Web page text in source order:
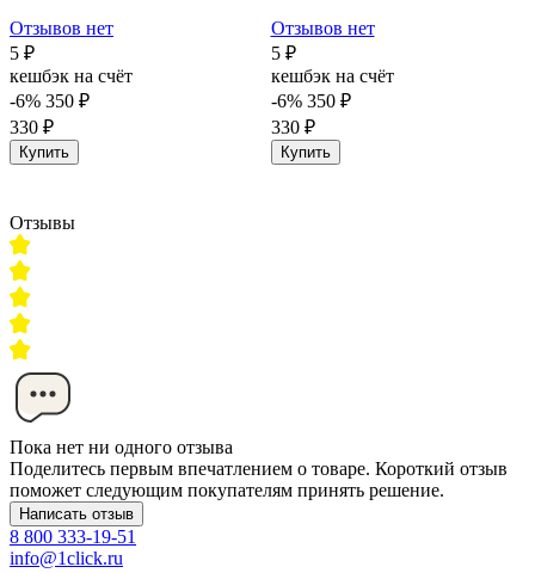
Отзывов нет
5 ₽
кешбэк на счёт
-6% 350 ₽
330 ₽
Купить
Отзывов нет
5 ₽
кешбэк на счёт
-6% 350 ₽
330 ₽
Купить
Отзывы
Пока нет ни одного отзыва
Поделитесь первым впечатлением о товаре. Короткий отзыв
поможет следующим покупателям принять решение.
Написать отзыв
8 800 333-19-51
info@1click.ru